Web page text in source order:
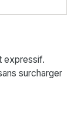
expressif.
surcharger